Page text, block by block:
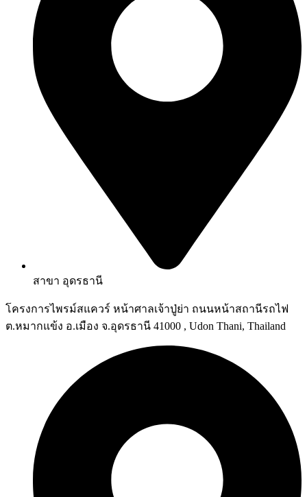
สาขา อุดรธานี
โครงการไพรม์สแควร์ หน้าศาลเจ้าปู่ย่า ถนนหน้าสถานีรถไฟ
ต.หมากแข้ง อ.เมือง จ.อุดรธานี 41000 , Udon Thani, Thailand